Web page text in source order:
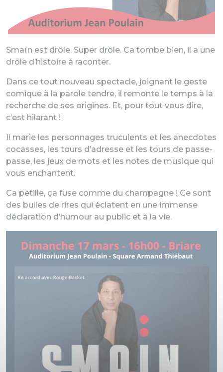
Smaïn est drôle. Super drôle. Ca tombe bien, il a une
drôle d’histoire à raconter.
Dans ce tout nouveau spectacle, joignant le geste
comique à la parole tendre, il remonte le temps à la
recherche de ses origines. Et, pour tout vous dire,
c’est hilarant !
Il marie les personnages truculents et les anecdotes
cocasses, les tours d’adresse et les tours de passe-
passe, les jeux de mots et les notes de musique qui
vous enchantent.
Ca pétille, ça fuse comme du champagne ! Ce sont
des bulles de rires qui éclatent en une immense
déclaration d’humour au public et à la vie.